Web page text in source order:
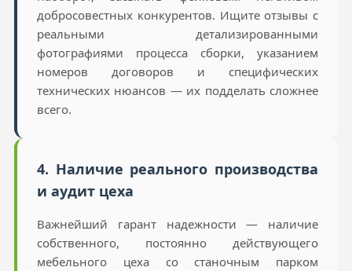
добросовестных конкурентов. Ищите отзывы с
реальными детализированными
фотографиями процесса сборки, указанием
номеров договоров и специфических
технических нюансов — их подделать сложнее
всего.
4. Наличие реального производства
и аудит цеха
Важнейший гарант надежности — наличие
собственного, постоянно действующего
мебельного цеха со станочным парком